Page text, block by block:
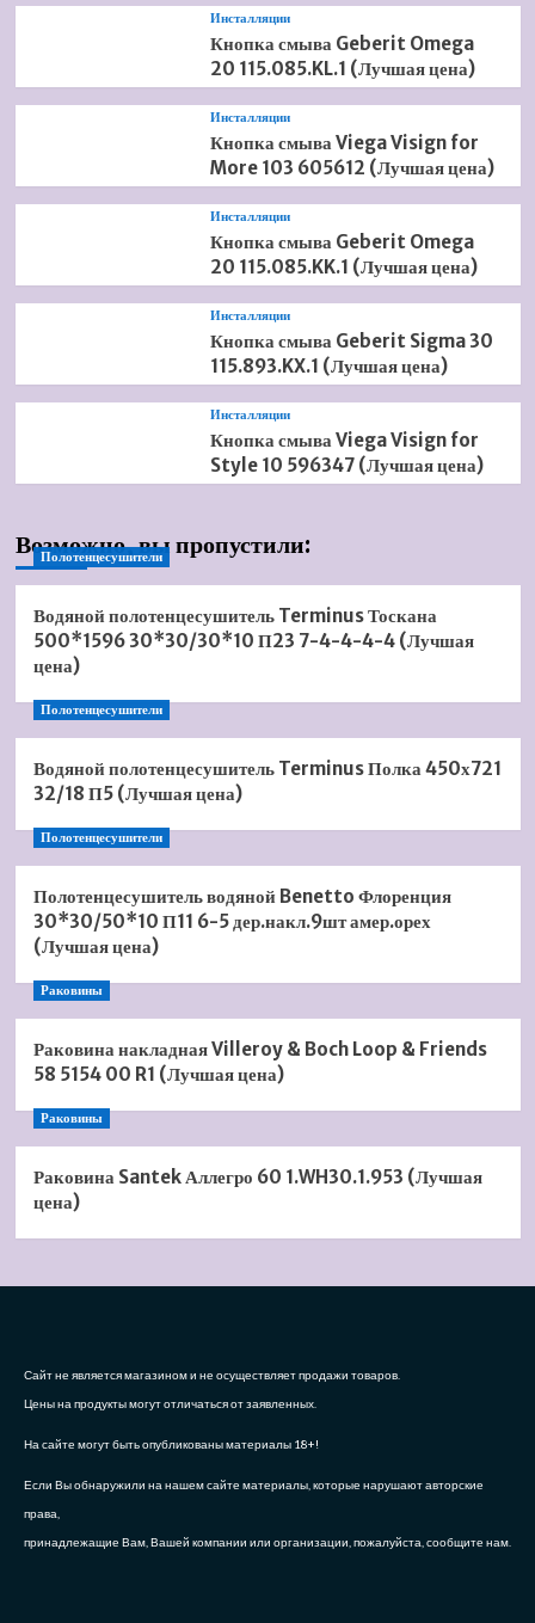
Инсталляции
Кнопка смыва Geberit Omega
20 115.085.KL.1 (Лучшая цена)
Инсталляции
Кнопка смыва Viega Visign for
More 103 605612 (Лучшая цена)
Инсталляции
Кнопка смыва Geberit Omega
20 115.085.KK.1 (Лучшая цена)
Инсталляции
Кнопка смыва Geberit Sigma 30
115.893.KX.1 (Лучшая цена)
Инсталляции
Кнопка смыва Viega Visign for
Style 10 596347 (Лучшая цена)
Возможно, вы пропустили:
Полотенцесушители
Водяной полотенцесушитель Terminus Тоскана
500*1596 30*30/30*10 П23 7-4-4-4-4 (Лучшая
цена)
Полотенцесушители
Водяной полотенцесушитель Terminus Полка 450х721
32/18 П5 (Лучшая цена)
Полотенцесушители
Полотенцесушитель водяной Benetto Флоренция
30*30/50*10 П11 6-5 дер.накл.9шт амер.орех
(Лучшая цена)
Раковины
Раковина накладная Villeroy & Boch Loop & Friends
58 5154 00 R1 (Лучшая цена)
Раковины
Раковина Santek Аллегро 60 1.WH30.1.953 (Лучшая
цена)
Сайт не является магазином и не осуществляет продажи товаров.
Цены на продукты могут отличаться от заявленных.
На сайте могут быть опубликованы материалы 18+!
Если Вы обнаружили на нашем сайте материалы, которые нарушают авторские
права,
принадлежащие Вам, Вашей компании или организации, пожалуйста, сообщите нам.